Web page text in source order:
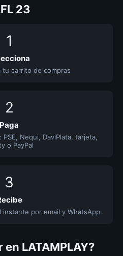
23
1
tu carrito de compras
2
Paga
Nequi, DaviPlata, tarjeta,
o PayPal
3
por email y WhatsApp.
LATAMPLAY?